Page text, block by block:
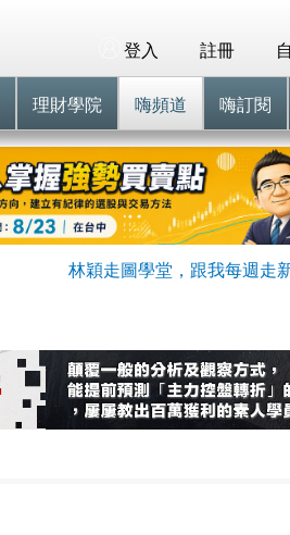
註冊
登入
理財學院 嗨頻道 嗨訂閱
林穎走圖學堂，跟我每週走